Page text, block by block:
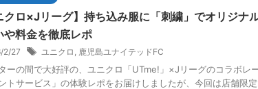
クロ×Jリーグ】持ち込み服に「刺繍」でオリジ
や料金を徹底レポ
2/27 ユニクロ 鹿児島ユナイテッドFC
ーの間で大好評の、ユニクロ「UTme!」×Jリーグのコラボレ
ントサービス」の体験レポをお届けしましたが、今回は店舗限